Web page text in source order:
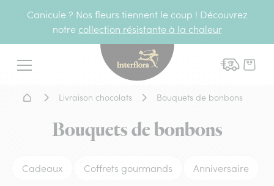
Canicule ? Nos fleurs tiennent le coup ! Découvrez
notre collection résistante à la chaleur
Menu
Interflora - livraison
Accueil - Livraison fleurs
Livraison chocolats Bouquets de bonbons
Bouquets de bonbons
Cadeaux Coffrets gourmands Anniversaire